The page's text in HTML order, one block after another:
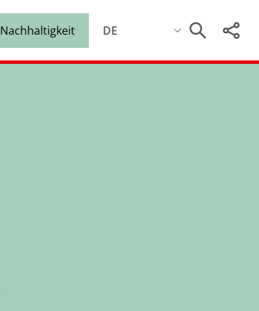
Nachhaltigkeit